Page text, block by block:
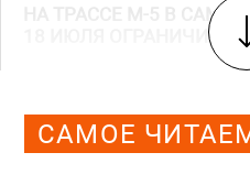
НА ТРАССЕ М-5 В
18 ИЮЛЯ ОГРАНИЧИЛИ
САМОЕ